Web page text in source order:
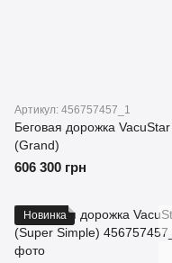
Артикул: 456757457_1
Беговая дорожка VacuStar
(Grand)
606 300 грн
Новинка